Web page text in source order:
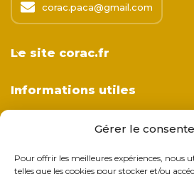
Gérer le
Pour offrir les meilleures expériences, nous
telles que les cookies pour stocker et/ou
corac.paca@gmail.com
Le site corac.fr
Informations utiles
Suivez-nous sur les réseaux